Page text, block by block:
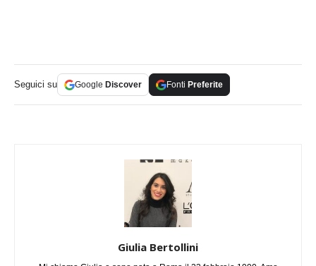
Seguici su Google Discover Fonti Preferite
Giulia Bertollini